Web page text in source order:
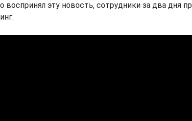
воспринял эту новость, сотрудники за два дня